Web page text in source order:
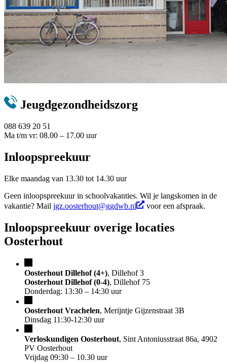
Jeugdgezondheidszorg
088 639 20 51
Ma t/m vr: 08.00 – 17.00 uur
Inloopspreekuur
Elke maandag van 13.30 tot 14.30 uur
Geen inloopspreekuur in schoolvakanties. Wil je langskomen in de
vakantie? Mail jgz.oosterhout@ggdwb.nl voor een afspraak.
Inloopspreekuur overige locaties
Oosterhout
Oosterhout Dillehof (4+), Dillehof 3
Oosterhout Dillehof (0-4), Dillehof 75
Donderdag: 13:30 – 14:30 uur
Oosterhout Vrachelen, Merijntje Gijzenstraat 3B
Dinsdag 11:30-12:30 uur
Verloskundigen Oosterhout, Sint Antoniusstraat 86a, 4902
PV Oosterhout
Vrijdag 09:30 – 10.30 uur